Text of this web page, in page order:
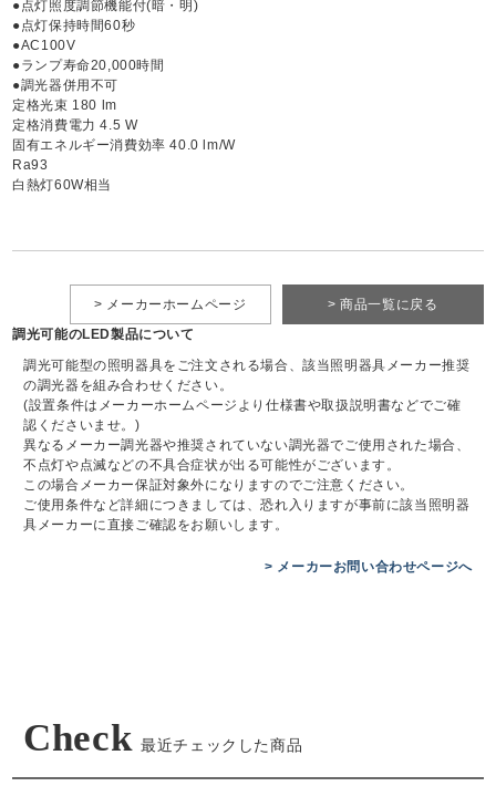
●点灯照度調節機能付(暗・明)
●点灯保持時間60秒
●AC100V
●ランプ寿命20,000時間
●調光器併用不可
定格光束 180 lm
定格消費電力 4.5 W
固有エネルギー消費効率 40.0 lm/W
Ra93
白熱灯60W相当
> 商品一覧に戻る
> メーカーホームページ
調光可能のLED製品について
調光可能型の照明器具をご注文される場合、該当照明器具メーカー推奨
の調光器を組み合わせください。
(設置条件はメーカーホームページより仕様書や取扱説明書などでご確
認くださいませ。)
異なるメーカー調光器や推奨されていない調光器でご使用された場合、
不点灯や点滅などの不具合症状が出る可能性がございます。
この場合メーカー保証対象外になりますのでご注意ください。
ご使用条件など詳細につきましては、恐れ入りますが事前に該当照明器
具メーカーに直接ご確認をお願いします。
> メーカーお問い合わせページへ
Check 最近チェックした商品